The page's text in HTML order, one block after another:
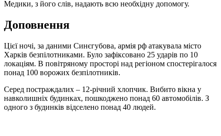
Медики, з його слів, надають всю необхідну допомогу.
Доповнення
Цієї ночі, за даними Синєгубова, армія рф атакувала місто
Харків безпілотниками. Було зафіксовано 25 ударів по 10
локаціям. В повітряному просторі над регіоном спостерігалося
понад 100 ворожих безпілотників.
Серед постраждалих – 12-річний хлопчик. Вибито вікна у
навколишніх будинках, пошкоджено понад 60 автомобілів. З
одного з будинків відселено понад 40 людей.